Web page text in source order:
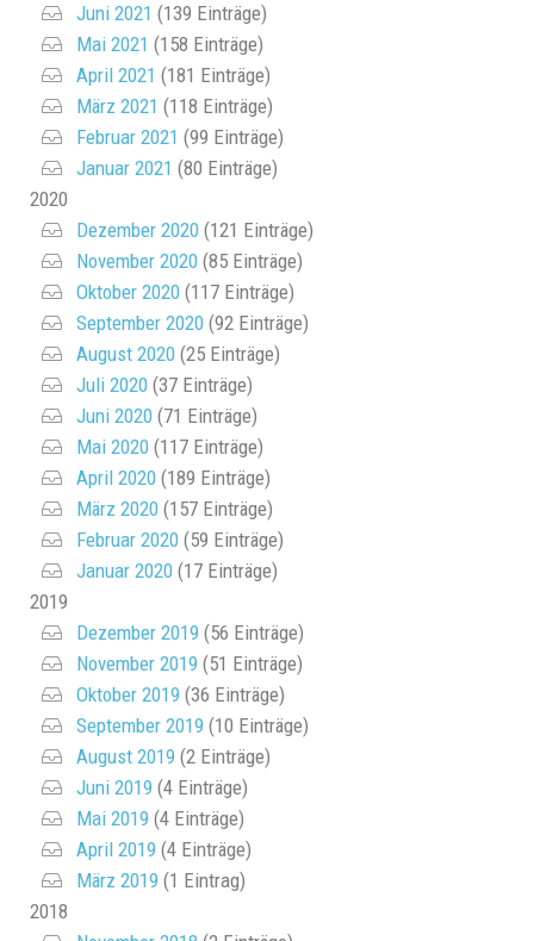
Juni 2021 (139 Einträge)
Mai 2021 (158 Einträge)
April 2021 (181 Einträge)
März 2021 (118 Einträge)
Februar 2021 (99 Einträge)
Januar 2021 (80 Einträge)
2020
Dezember 2020 (121 Einträge)
November 2020 (85 Einträge)
Oktober 2020 (117 Einträge)
September 2020 (92 Einträge)
August 2020 (25 Einträge)
Juli 2020 (37 Einträge)
Juni 2020 (71 Einträge)
Mai 2020 (117 Einträge)
April 2020 (189 Einträge)
März 2020 (157 Einträge)
Februar 2020 (59 Einträge)
Januar 2020 (17 Einträge)
2019
Dezember 2019 (56 Einträge)
November 2019 (51 Einträge)
Oktober 2019 (36 Einträge)
September 2019 (10 Einträge)
August 2019 (2 Einträge)
Juni 2019 (4 Einträge)
Mai 2019 (4 Einträge)
April 2019 (4 Einträge)
März 2019 (1 Eintrag)
2018